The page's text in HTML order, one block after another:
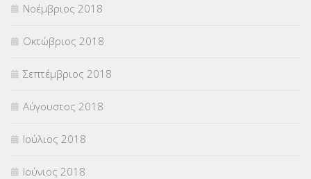
Νοέμβριος 2018
Οκτώβριος 2018
Σεπτέμβριος 2018
Αύγουστος 2018
Ιούλιος 2018
Ιούνιος 2018